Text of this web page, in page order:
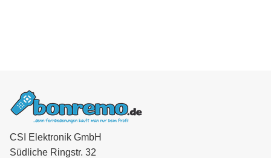
CSI Elektronik GmbH
Südliche Ringstr. 32